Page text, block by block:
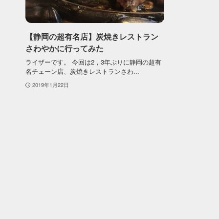
【静岡の超有名店】炭焼きレストラン
さわやかに行ってみた
ライザーです。 今回は2，3年ぶりに静岡の超有
名チェーン店、炭焼きレストランさわ...
2019年1月22日